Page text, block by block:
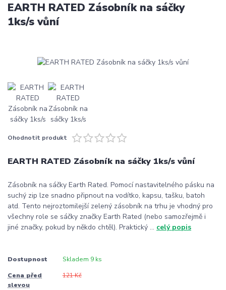
EARTH RATED Zásobník na sáčky
1ks/s vůní
Ohodnotit produkt
EARTH RATED Zásobník na sáčky 1ks/s vůní
Zásobník na sáčky Earth Rated. Pomocí nastavitelného pásku na
suchý zip lze snadno připnout na vodítko, kapsu, tašku, batoh
atd. Tento nejroztomilejší zelený zásobník na trhu je vhodný pro
všechny role se sáčky značky Earth Rated (nebo samozřejmě i
jiné značky, pokud by někdo chtěl). Praktický ... celý popis
Dostupnost Skladem 9 ks
Cena před
slevou
121 Kč